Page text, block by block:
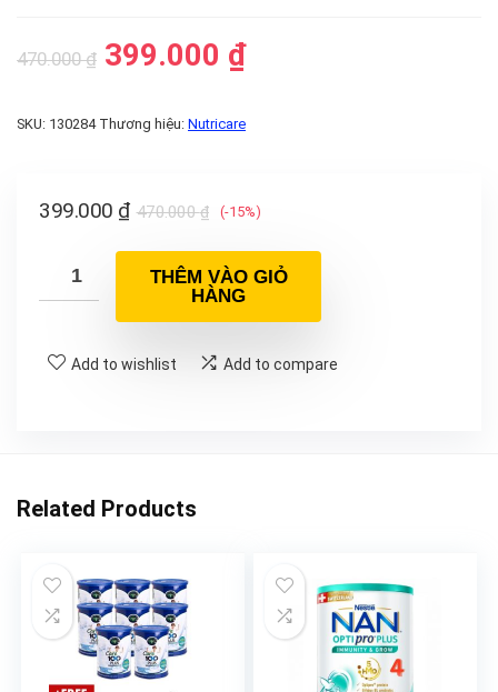
470.000₫ 399.000 ₫
SKU: 130284 Thương hiệu: Nutricare
470.000₫
399.000 ₫ (-15%)
THÊM VÀO GIỎ
HÀNG
Add to wishlist Add to compare
Related Products